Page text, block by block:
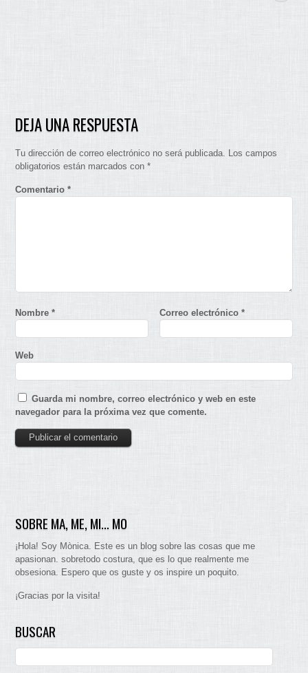
DEJA UNA RESPUESTA
Tu dirección de correo electrónico no será publicada. Los campos
obligatorios están marcados con*
Comentario*
Nombre* Correo electrónico*
Web
Guarda mi nombre, correo electrónico y web en este
navegador para la próxima vez que comente.
SOBRE MA, ME, MI… MO
¡Hola! Soy Mònica. Este es un blog sobre las cosas que me
apasionan. sobretodo costura, que es lo que realmente me
obsesiona. Espero que os guste y os inspire un poquito.
¡Gracias por la visita!
BUSCAR